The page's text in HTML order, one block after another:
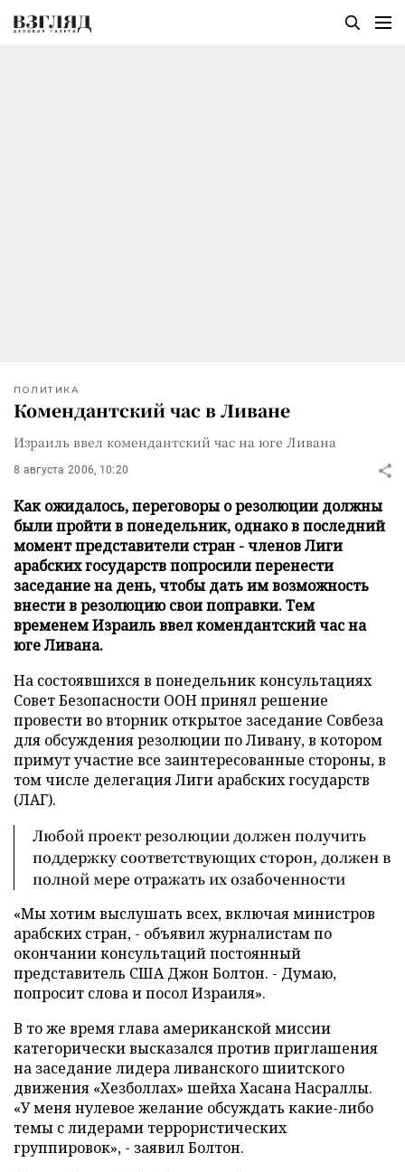
ПОЛИТИКА
Комендантский час в Ливане
Израиль ввел комендантский час на юге Ливана
8 августа 2006, 10:20
Как ожидалось, переговоры о резолюции должны
были пройти в понедельник, однако в последний
момент представители стран - членов Лиги
арабских государств попросили перенести
заседание на день, чтобы дать им возможность
внести в резолюцию свои поправки. Тем
временем Израиль ввел комендантский час на
юге Ливана.
На состоявшихся в понедельник консультациях
Совет Безопасности ООН принял решение
провести во вторник открытое заседание Совбеза
для обсуждения резолюции по Ливану, в котором
примут участие все заинтересованные стороны, в
том числе делегация Лиги арабских государств
(ЛАГ).
Любой проект резолюции должен получить
поддержку соответствующих сторон, должен в
полной мере отражать их озабоченности
«Мы хотим выслушать всех, включая министров
арабских стран, - объявил журналистам по
окончании консультаций постоянный
представитель США Джон Болтон. - Думаю,
попросит слова и посол Израиля».
В то же время глава американской миссии
категорически высказался против приглашения
на заседание лидера ливанского шиитского
движения «Хезболлах» шейха Хасана Насраллы.
«У меня нулевое желание обсуждать какие-либо
темы с лидерами террористических
группировок», - заявил Болтон.